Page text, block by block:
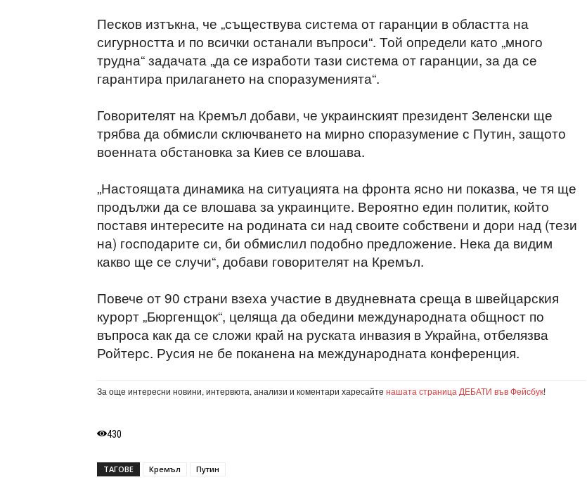
Песков изтъкна, че „съществува система от гаранции в областта на
сигурността и по всички останали въпроси“. Той определи като „много
трудна“ задачата „да се изработи тази система от гаранции, за да се
гарантира прилагането на споразуменията“.
Говорителят на Кремъл добави, че украинският президент Зеленски ще
трябва да обмисли сключването на мирно споразумение с Путин, защото
военната обстановка за Киев се влошава.
„Настоящата динамика на ситуацията на фронта ясно ни показва, че тя ще
продължи да се влошава за украинците. Вероятно един политик, който
поставя интересите на родината си над своите собствени и дори над (тези
на) господарите си, би обмислил подобно предложение. Нека да видим
какво ще се случи“, добави говорителят на Кремъл.
Повече от 90 страни взеха участие в двудневната среща в швейцарския
курорт „Бюргенщок“, целяща да обедини международната общност по
въпроса как да се сложи край на руската инвазия в Украйна, отбелязва
Ройтерс. Русия не бе поканена на международната конференция.
За още интересни новини, интервюта, анализи и коментари харесайте нашата страница ДЕБАТИ във Фейсбук!
430
ТАГОВЕ Кремъл Путин